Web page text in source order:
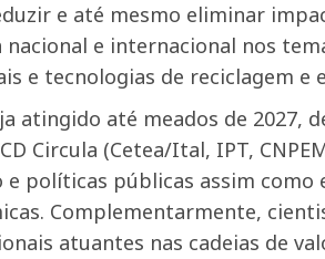
e até mesmo eliminar
e internacional nos
e tecnologias de reciclagem e
atingido até meados de 2027,
Circula (Cetea/Ital, IPT,
políticas públicas assim
Complementarmente,
atuantes nas cadeias de